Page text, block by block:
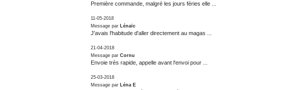
Première commande, malgré les jours féries elle ...
11-05-2018
Message par Lénaïc
J'avais l'habitude d'aller directement au magas ...
21-04-2018
Message par Cornu
Envoie très rapide, appelle avant l'envoi pour ...
25-03-2018
Message par Léna E